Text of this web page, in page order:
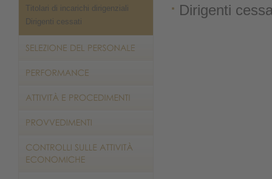
Titolari di incarichi dirigenziali
Dirigenti cessati
Dirigenti